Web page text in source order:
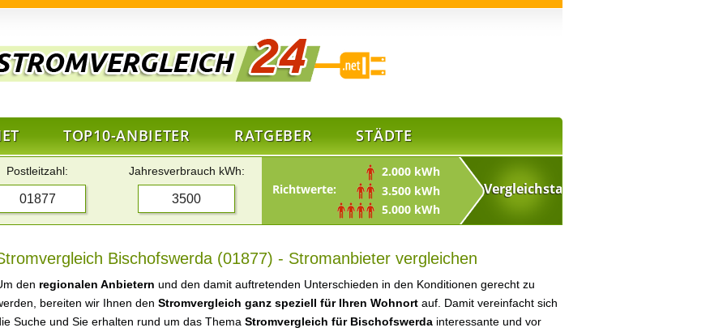
TOP10-ANBIETER RATGEBER STÄDTE
Postleitzahl: Jahresverbrauch kWh:
Richtwerte:
2.000 kWh
3.500 kWh
5.000 kWh
Bischofswerda (01877) - Stromanbieter vergleichen
den regionalen Anbietern und den damit auftretenden Unterschieden in den Konditionen gerecht zu
bereiten wir Ihnen den Stromvergleich ganz speziell für Ihren Wohnort auf. Damit vereinfacht sich
Suche und Sie erhalten rund um das Thema Stromvergleich für Bischofswerda interessante und vor